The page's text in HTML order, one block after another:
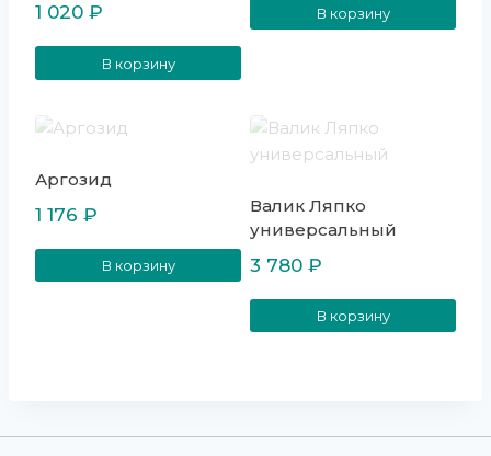
1 020 ₽
В корзину
В корзину
Аргозид
1 176 ₽
В корзину
Валик Ляпко
универсальный
3 780 ₽
В корзину